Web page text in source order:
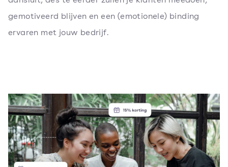
gemotiveerd blijven en een (emotionele) binding
ervaren met jouw bedrijf.